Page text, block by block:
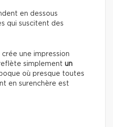
en dessous
qui suscitent des
une impression
reflète simplement un
où presque toutes
en surenchère est